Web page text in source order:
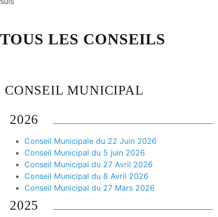
TOUS LES CONSEILS
CONSEIL MUNICIPAL
2026
Conseil Municipale du 22 Juin 2026
Conseil Municipal du 5 juin 2026
Conseil Municipal du 27 Avril 2026
Conseil Municipal du 8 Avril 2026
Conseil Municipal du 27 Mars 2026
2025